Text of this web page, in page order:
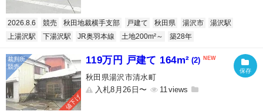
2026.8.6 競売 秋田地裁横手支部 戸建て 秋田県 湯沢市
湯沢駅
上湯沢駅
下湯沢駅 JR奥羽本線 土地200m²～ 築28年
値下げ
119万円 戸建て 164m² (2)
秋田県湯沢市清水町
入札8月26日〜
11